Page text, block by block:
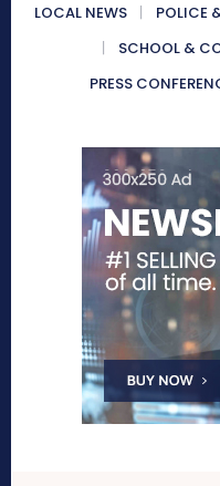
LOCAL NEWS POLICE
SCHOOL &
PRESS